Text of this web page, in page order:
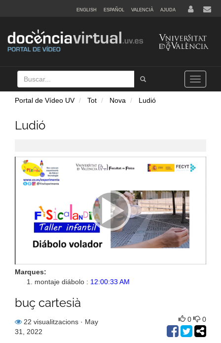
ENGLISH ESPAÑOL VALENCIÀ AJUDA
Buscar
Tramet
Toggle
navigation
Portal de Vídeo UV Tot Nova Ludió
Ludió
Marques:
montaje diábolo : 12:00:33 AM
buç cartesià
22 visualitzacions · May
31, 2022
0 0